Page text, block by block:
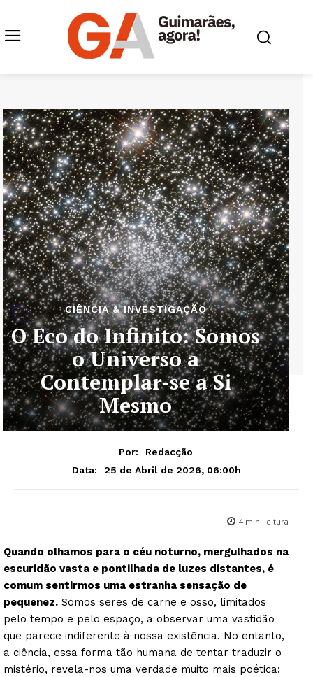
CIÊNCIA & INVESTIGAÇÃO
O Eco do Infinito: Somos
o Universo a
Contemplar-se a Si
Mesmo
Por:
Redacção
Data:
25 de Abril de 2026, 06:00h
4 min. leitura
Quando olhamos para o céu noturno, mergulhados na
escuridão vasta e pontilhada de luzes distantes, é
comum sentirmos uma estranha sensação de
pequenez. Somos seres de carne e osso, limitados
pelo tempo e pelo espaço, a observar uma vastidão
que parece indiferente à nossa existência. No entanto,
a ciência, essa forma tão humana de tentar traduzir o
mistério, revela-nos uma verdade muito mais poética: